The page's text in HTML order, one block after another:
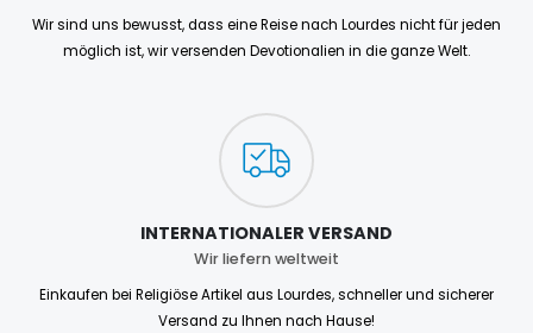
Wir sind uns bewusst, dass eine Reise nach Lourdes nicht für jeden
möglich ist, wir versenden Devotionalien in die ganze Welt.
INTERNATIONALER VERSAND
Wir liefern weltweit
Einkaufen bei Religiöse Artikel aus Lourdes, schneller und sicherer
Versand zu Ihnen nach Hause!